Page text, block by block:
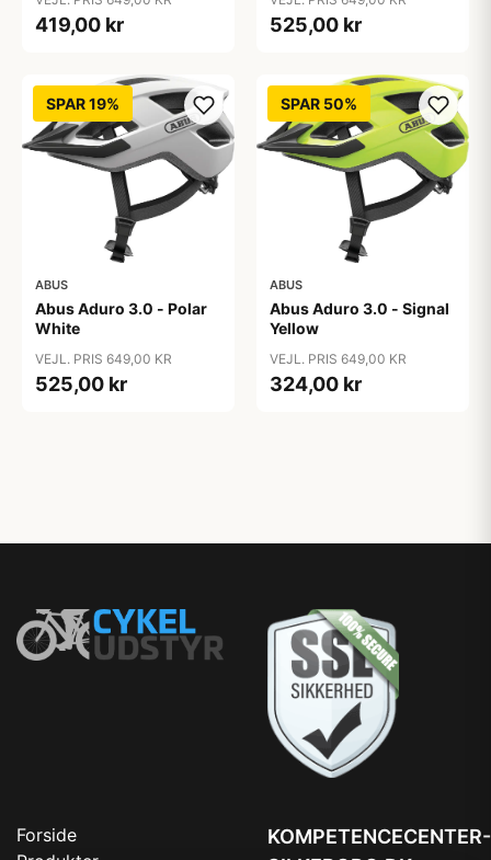
419,00 kr 525,00 kr
SPAR 19%
ABUS
Abus Aduro 3.0 - Polar
White
VEJL. PRIS 649,00 KR
525,00 kr
SPAR 50%
ABUS
Abus Aduro 3.0 - Signal
Yellow
VEJL. PRIS 649,00 KR
324,00 kr
Forside
KOMPETENCECENTER-